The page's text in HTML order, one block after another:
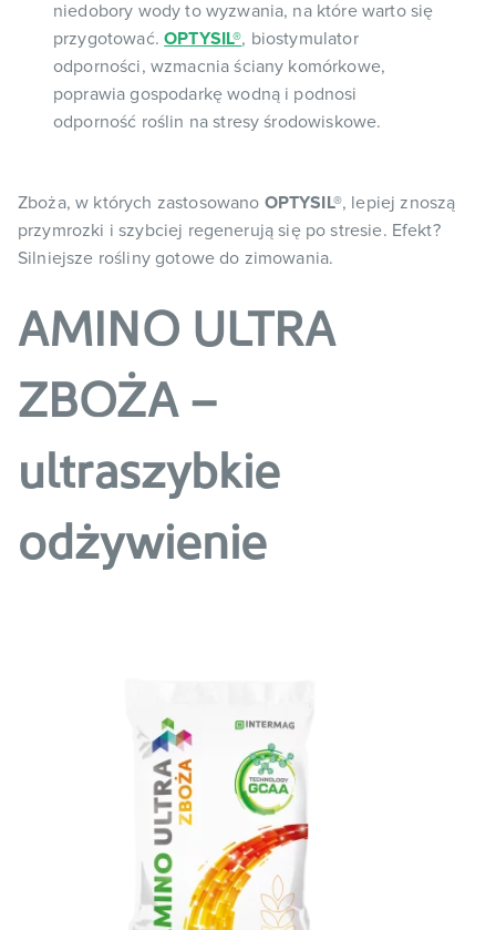
niedobory wody to wyzwania, na które warto się
przygotować.OPTYSIL®, biostymulator
odporności, wzmacnia ściany komórkowe,
poprawia gospodarkę wodną i podnosi
odporność roślin na stresy środowiskowe.
Zboża, w których zastosowano OPTYSIL®, lepiej znoszą
przymrozki i szybciej regenerują się po stresie. Efekt?
Silniejsze rośliny gotowe do zimowania.
AMINO ULTRA
ZBOŻA –
ultraszybkie
odżywienie